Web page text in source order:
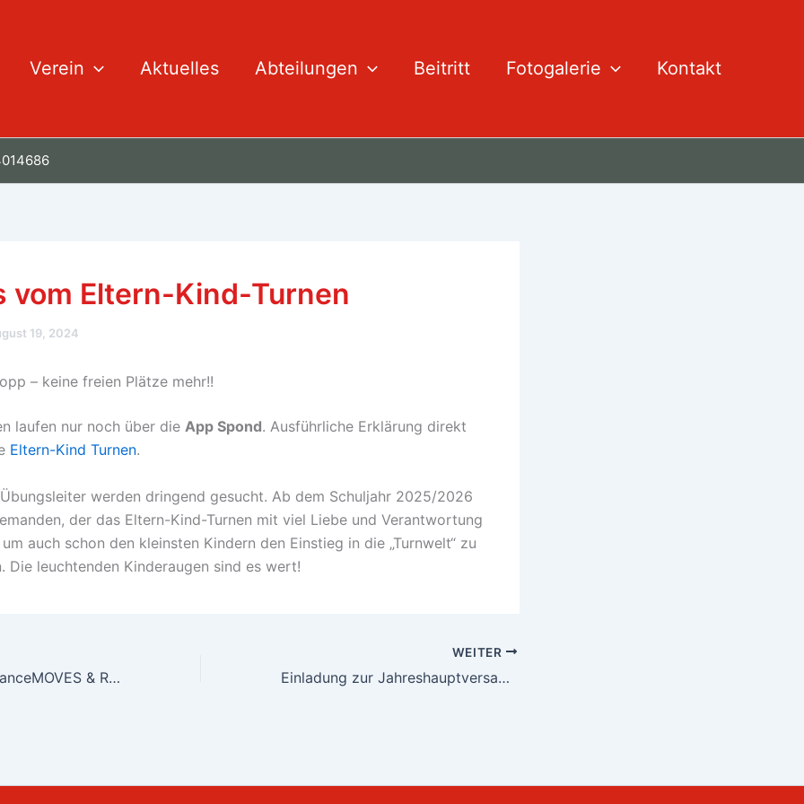
Verein Aktuelles Abteilungen Beitritt Fotogalerie Kontakt
vom Eltern-Kind-Turnen
19, 2024
– keine freien Plätze mehr!!
laufen nur noch über die App Spond. Ausführliche Erklärung direkt
Eltern-Kind Turnen.
werden dringend gesucht. Ab dem Schuljahr 2025/2026
der das Eltern-Kind-Turnen mit viel Liebe und Verantwortung
auch schon den kleinsten Kindern den Einstieg in die „Turnwelt“ zu
Die leuchtenden Kinderaugen sind es wert!
Neu beim TSV: DanceMOVES & Relax
WEITER
Einladung zur Jahreshauptversammlung